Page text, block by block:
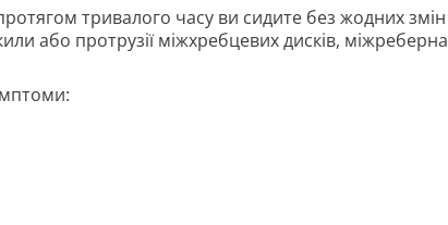
тривалого часу ви сидите без жодних змін
або протрузії міжхребцевих дисків, міжреберна